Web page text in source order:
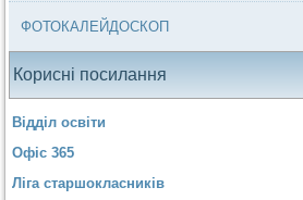
ФОТОКАЛЕЙДОСКОП
Корисні посилання
Відділ освіти
Офіс 365
Ліга старшокласників